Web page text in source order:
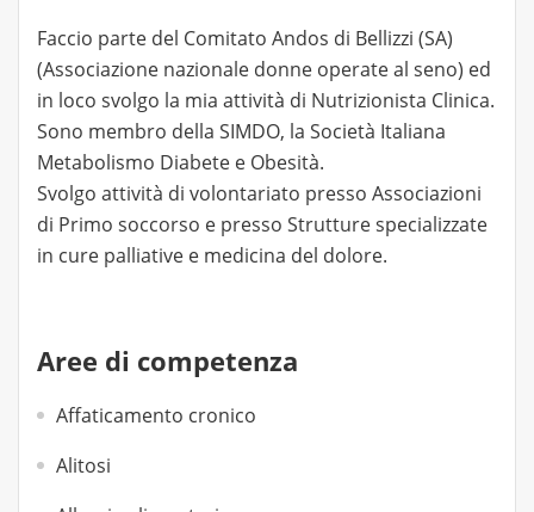
Faccio parte del Comitato Andos di Bellizzi (SA)
(Associazione nazionale donne operate al seno) ed
in loco svolgo la mia attività di Nutrizionista Clinica.
Sono membro della SIMDO, la Società Italiana
Metabolismo Diabete e Obesità.
Svolgo attività di volontariato presso Associazioni
di Primo soccorso e presso Strutture specializzate
in cure palliative e medicina del dolore.
Aree di competenza
Affaticamento cronico
Alitosi